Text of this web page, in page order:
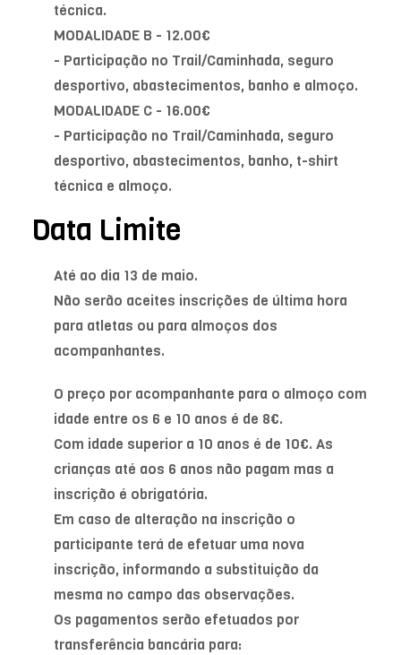
técnica.
MODALIDADE B - 12.00€
- Participação no Trail/Caminhada, seguro
desportivo, abastecimentos, banho e almoço.
MODALIDADE C - 16.00€
- Participação no Trail/Caminhada, seguro
desportivo, abastecimentos, banho, t-shirt
técnica e almoço.
Data Limite
Até ao dia 13 de maio.
Não serão aceites inscrições de última hora
para atletas ou para almoços dos
acompanhantes.
O preço por acompanhante para o almoço com
idade entre os 6 e 10 anos é de 8€.
Com idade superior a 10 anos é de 10€. As
crianças até aos 6 anos não pagam mas a
inscrição é obrigatória.
Em caso de alteração na inscrição o
participante terá de efetuar uma nova
inscrição, informando a substituição da
mesma no campo das observações.
Os pagamentos serão efetuados por
transferência bancária para: